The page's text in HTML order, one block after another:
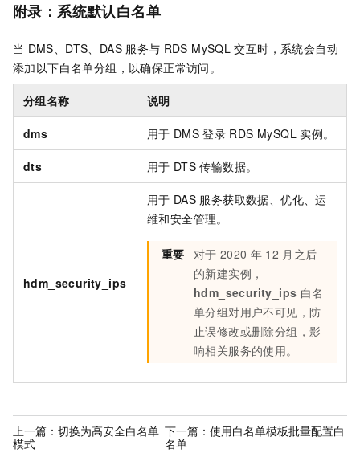
附录：系统默认白名单
当 DMS、DTS、DAS 服务与 RDS MySQL 交互时，系统会自动
添加以下白名单分组，以确保正常访问。
分组名称 说明
dms 用于 DMS 登录 RDS MySQL 实例。
dts 用于 DTS 传输数据。
hdm_security_ips
用于 DAS 服务获取数据、优化、运
维和安全管理。
重要 对于 2020 年 12 月之后
的新建实例，
hdm_security_ips 白名
单分组对用户不可见，防
止误修改或删除分组，影
响相关服务的使用。
上一篇： 切换为高安全白名单
模式
下一篇：使用白名单模板批量配置白
名单